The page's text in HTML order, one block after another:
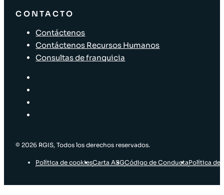
CONTACTO
Contáctenos
Contáctenos Recursos Humanos
Consultas de franquicia
© 2026 RGIS, Todos los derechos reservados.
Política de cookiesCarta ASGCódigo de ConductaPolítica de